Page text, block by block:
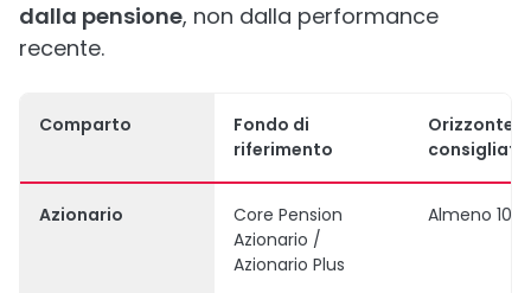
dalla pensione, non dalla performance
recente.
Comparto
Fondo di
riferimento
Orizzonte
consigliato
Azionario
Core Pension
Azionario /
Azionario Plus
Almeno 10-